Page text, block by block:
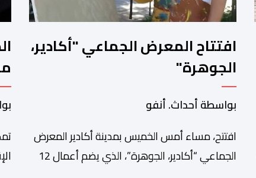
افتتاح المعرض الجماعي "أكادير،
الجوهرة"
بواسطة أحداث. أنفو
افتتح، مساء أمس الخميس بمدينة أكادير المعرض
الجماعي “أكادير، الجوهرة”، الذي يضم أعمال 12